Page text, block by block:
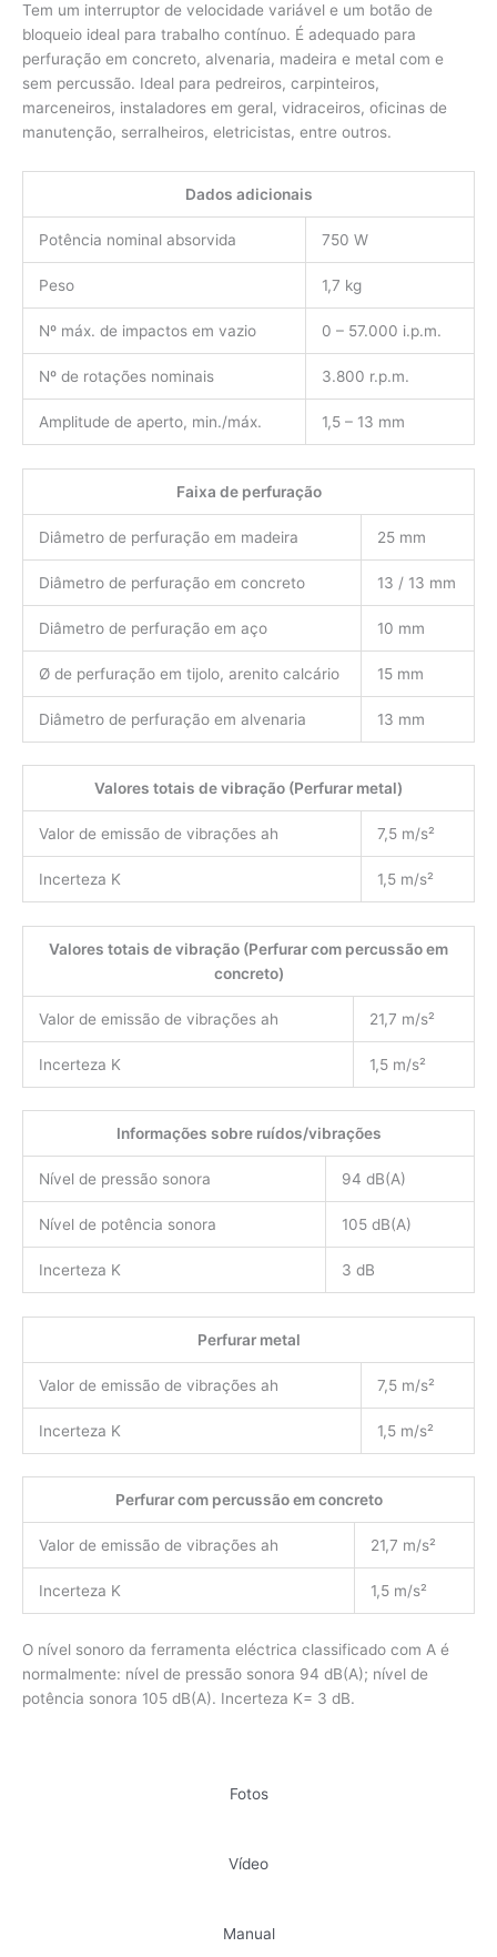
Fotos
Vídeo
Manual
Tem um interruptor de velocidade variável e um botão de
bloqueio ideal para trabalho contínuo. É adequado para
perfuração em concreto, alvenaria, madeira e metal com e
sem percussão. Ideal para pedreiros, carpinteiros,
marceneiros, instaladores em geral, vidraceiros, oficinas de
manutenção, serralheiros, eletricistas, entre outros.
Dados adicionais
Potência nominal absorvida 750 W
Peso 1,7 kg
Nº máx. de impactos em vazio 0 – 57.000 i.p.m.
Nº de rotações nominais 3.800 r.p.m.
Amplitude de aperto, min./máx. 1,5 – 13 mm
Faixa de perfuração
Diâmetro de perfuração em madeira 25 mm
Diâmetro de perfuração em concreto 13 / 13 mm
Diâmetro de perfuração em aço 10 mm
Ø de perfuração em tijolo, arenito calcário 15 mm
Diâmetro de perfuração em alvenaria 13 mm
Valores totais de vibração (Perfurar metal)
Valor de emissão de vibrações ah 7,5 m/s²
Incerteza K 1,5 m/s²
Valores totais de vibração (Perfurar com percussão em
concreto)
Valor de emissão de vibrações ah 21,7 m/s²
Incerteza K 1,5 m/s²
Informações sobre ruídos/vibrações
Nível de pressão sonora 94 dB(A)
Nível de potência sonora 105 dB(A)
Incerteza K 3 dB
Perfurar metal
Valor de emissão de vibrações ah 7,5 m/s²
Incerteza K 1,5 m/s²
Perfurar com percussão em concreto
Valor de emissão de vibrações ah 21,7 m/s²
Incerteza K 1,5 m/s²
O nível sonoro da ferramenta eléctrica classificado com A é
normalmente: nível de pressão sonora 94 dB(A); nível de
potência sonora 105 dB(A). Incerteza K= 3 dB.